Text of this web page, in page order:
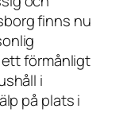
finns nu
förmånligt
i
på plats i